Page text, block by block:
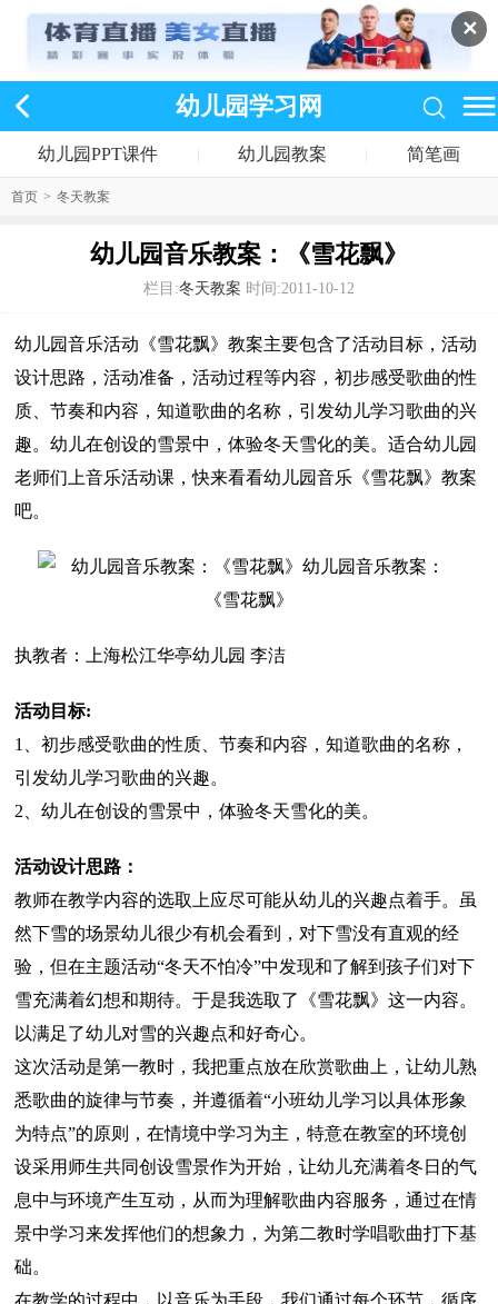
✕
幼儿园学习网
幼儿园PPT课件 幼儿园教案 简笔画
首页 > 冬天教案
幼儿园音乐教案：《雪花飘》
栏目:冬天教案 时间:2011-10-12
幼儿园音乐活动《雪花飘》教案主要包含了活动目标，活动
设计思路，活动准备，活动过程等内容，初步感受歌曲的性
质、节奏和内容，知道歌曲的名称，引发幼儿学习歌曲的兴
趣。幼儿在创设的雪景中，体验冬天雪化的美。适合幼儿园
老师们上音乐活动课，快来看看幼儿园音乐《雪花飘》教案
吧。
执教者：上海松江华亭幼儿园 李洁
活动目标:
1、初步感受歌曲的性质、节奏和内容，知道歌曲的名称，
引发幼儿学习歌曲的兴趣。
2、幼儿在创设的雪景中，体验冬天雪化的美。
活动设计思路：
教师在教学内容的选取上应尽可能从幼儿的兴趣点着手。虽
然下雪的场景幼儿很少有机会看到，对下雪没有直观的经
验，但在主题活动“冬天不怕冷”中发现和了解到孩子们对下
雪充满着幻想和期待。于是我选取了《雪花飘》这一内容。
以满足了幼儿对雪的兴趣点和好奇心。
这次活动是第一教时，我把重点放在欣赏歌曲上，让幼儿熟
悉歌曲的旋律与节奏，并遵循着“小班幼儿学习以具体形象
为特点”的原则，在情境中学习为主，特意在教室的环境创
设采用师生共同创设雪景作为开始，让幼儿充满着冬日的气
息中与环境产生互动，从而为理解歌曲内容服务，通过在情
景中学习来发挥他们的想象力，为第二教时学唱歌曲打下基
础。
在教学的过程中，以音乐为手段，我们通过每个环节，循序